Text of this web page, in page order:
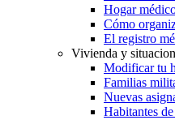
Hogar
Cómo
El registro
Vivienda y
Modificar tu
Familias
Nuevas
Habitantes